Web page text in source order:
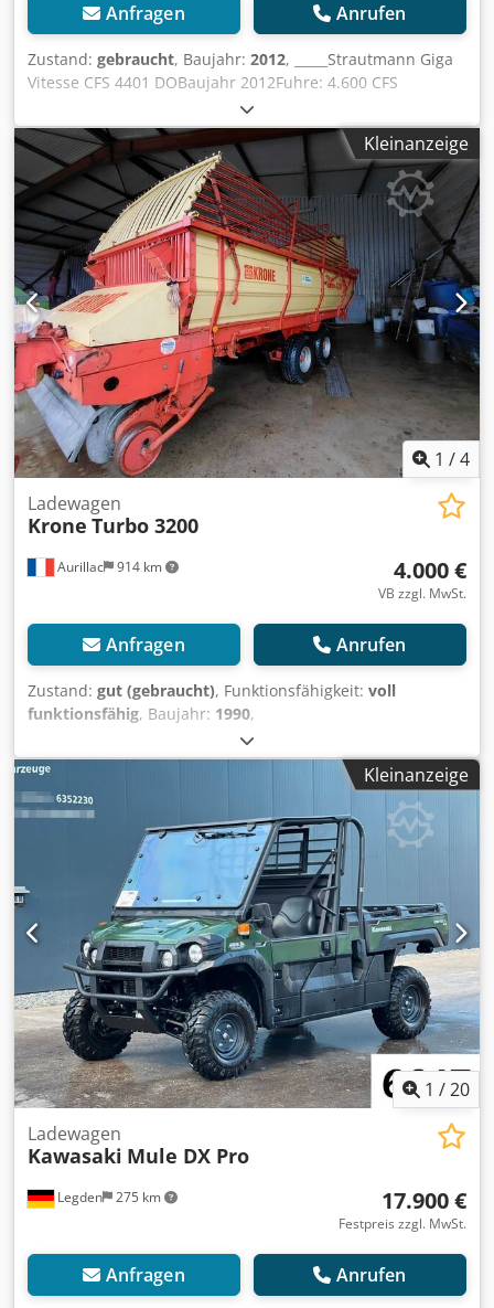
Anfragen Anrufen
Zustand: gebraucht, Baujahr: 2012, _____Strautmann Giga
Vitesse CFS 4401 DOBaujahr 2012Fuhre: 4.600 CFS
WalzeDosierwalzeSiliermittelanlageZwangslenkungHäcksel
-Klappe (vorne)Hydr. FahrwerkBereifung 750/45 R
26.5Preis: 46.000,00 Euro (netto)54.740,00 Euro (+19%
MwSt.),Lagerort:null Dksdozknxmjpfx Amber
Kleinanzeige
1 /4
Aurillac 914 km
Ladewagen
Krone Turbo 3200
4.000 €
VB zzgl. MwSt.
Anfragen Anrufen
Zustand: gut (gebraucht), Funktionsfähigkeit: voll
funktionsfähig, Baujahr: 1990,
Maschinen-/Fahrzeugnummer:
Aufnahmelänge: 1,80 m. Dedeyfum Ijpfx Ambskr
Kleinanzeige
1 /20
Legden 275 km
Ladewagen
Kawasaki Mule DX Pro
17.900 €
Festpreis zzgl. MwSt.
Anfragen Anrufen